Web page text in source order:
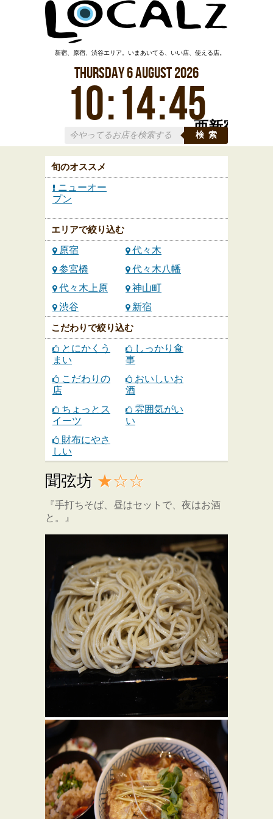
西新宿
新宿、原宿、渋谷エリア。いまあいてる、いい店、使える店。
Thursday6August2026
10:14:46
検索
旬のオススメ
ニューオー
プン
エリアで絞り込む
原宿
代々木
参宮橋
代々木八幡
代々木上原
神山町
渋谷
新宿
こだわりで絞り込む
とにかくう
まい
しっかり食
事
こだわりの
店
おいしいお
酒
ちょっとス
イーツ
雰囲気がい
い
財布にやさ
しい
聞弦坊 ★☆☆
『手打ちそば、昼はセットで、夜はお酒
と。』